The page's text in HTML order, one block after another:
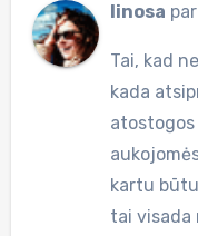
linosa
Tai, kad
kada
kartu
tai visada